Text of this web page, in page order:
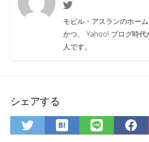
Twitter
モビル・アスランのホー
かつ、 Yahoo! ブログ時
人です。
シェアする
Twitter
で
は
て
LINE
で
で